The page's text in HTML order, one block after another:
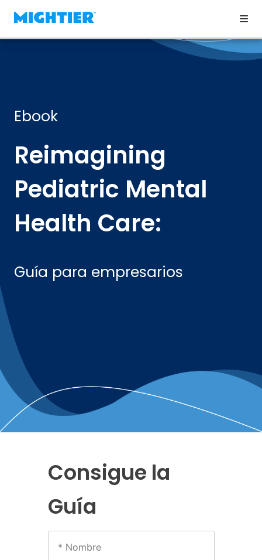
Ebook
Reimagining
Pediatric Mental
Health Care:
Guía para empresarios
Consigue la
Guía